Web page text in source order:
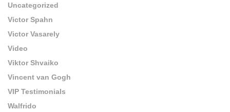
Uncategorized
Victor Spahn
Victor Vasarely
Video
Viktor Shvaiko
Vincent van Gogh
VIP Testimonials
Walfrido